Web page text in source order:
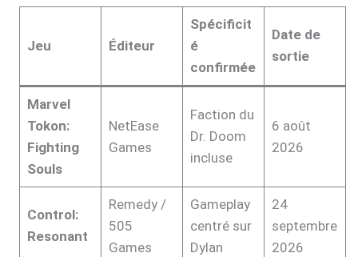
Jeu Éditeur
Spécificit
é
confirmée
Date de
sortie
Marvel
Tokon:
Fighting
Souls
NetEase
Games
Faction du
Dr. Doom
incluse
6 août
2026
Control:
Resonant
Remedy /
505
Games
Gameplay
centré sur
Dylan
24
septembre
2026